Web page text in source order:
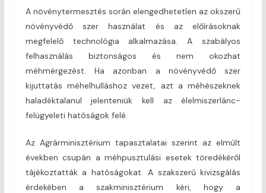
A növénytermesztés során elengedhetetlen az okszerű
növényvédő szer használat és az előírásoknak
megfelelő technológia alkalmazása. A szabályos
felhasználás biztonságos és nem okozhat
méhmérgezést. Ha azonban a növényvédő szer
kijuttatás méhelhulláshoz vezet, azt a méhészeknek
haladéktalanul jelenteniük kell az élelmiszerlánc-
felügyeleti hatóságok felé.
Az Agrárminisztérium tapasztalatai szerint az elmúlt
években csupán a méhpusztulási esetek töredékéről
tájékoztatták a hatóságokat. A szakszerű kivizsgálás
érdekében a szakminisztérium kéri, hogy a